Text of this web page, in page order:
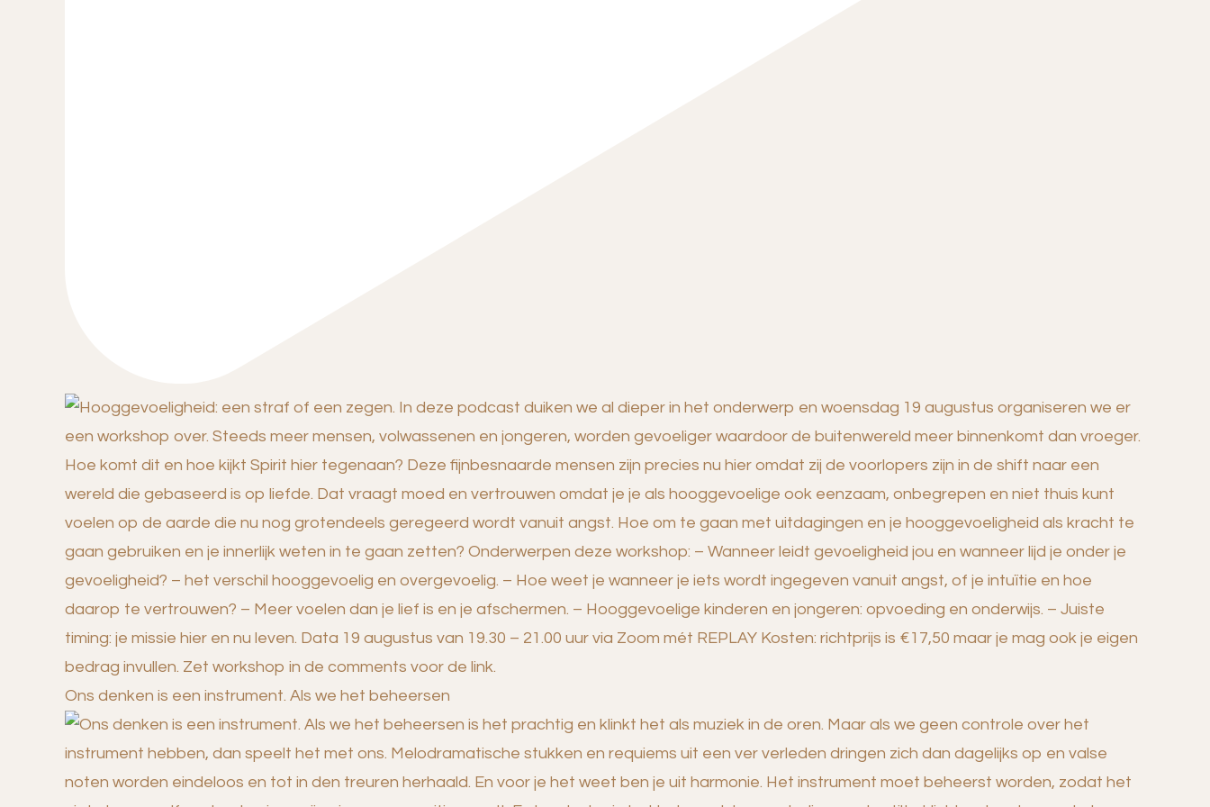
Ons denken is een instrument. Als we het beheersen